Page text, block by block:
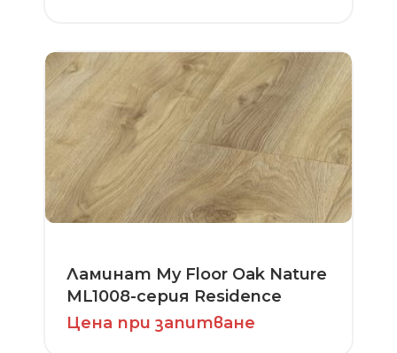
Ламинат My Floor Oak Nature
ML1008-серия Residence
Цена при запитване